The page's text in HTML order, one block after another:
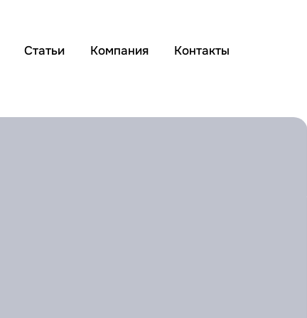
Статьи Компания Контакты